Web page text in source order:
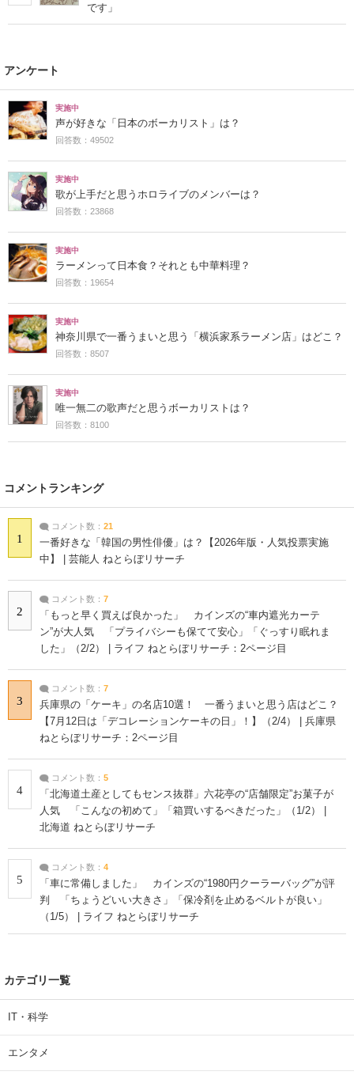
です」
アンケート
実施中
声が好きな「日本のボーカリスト」は？
回答数：49502
実施中
歌が上手だと思うホロライブのメンバーは？
回答数：23868
実施中
ラーメンって日本食？それとも中華料理？
回答数：19654
実施中
神奈川県で一番うまいと思う「横浜家系ラーメン店」はどこ？
回答数：8507
実施中
唯一無二の歌声だと思うボーカリストは？
回答数：8100
コメントランキング
1
コメント数： 21
一番好きな「韓国の男性俳優」は？【2026年版・人気投票実施
中】 | 芸能人 ねとらぼリサーチ
2
コメント数： 7
「もっと早く買えば良かった」 カインズの“車内遮光カーテ
ン”が大人気 「プライバシーも保てて安心」「ぐっすり眠れま
した」（2/2） | ライフ ねとらぼリサーチ：2ページ目
3
コメント数： 7
兵庫県の「ケーキ」の名店10選！ 一番うまいと思う店はどこ？
【7月12日は「デコレーションケーキの日」！】（2/4） | 兵庫県
ねとらぼリサーチ：2ページ目
4
コメント数： 5
「北海道土産としてもセンス抜群」六花亭の“店舗限定”お菓子が
人気 「こんなの初めて」「箱買いするべきだった」（1/2） |
北海道 ねとらぼリサーチ
5
コメント数： 4
「車に常備しました」 カインズの“1980円クーラーバッグ”が評
判 「ちょうどいい大きさ」「保冷剤を止めるベルトが良い」
（1/5） | ライフ ねとらぼリサーチ
カテゴリ一覧
IT・科学
エンタメ